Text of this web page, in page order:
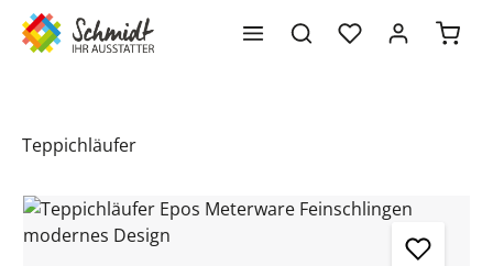
springen
Teppichläufer
Bildergalerie überspringen